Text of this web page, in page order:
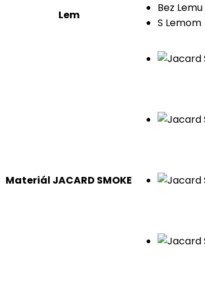
Lem
Bez Lemu
S Lemom
Materiál JACARD SMOKE